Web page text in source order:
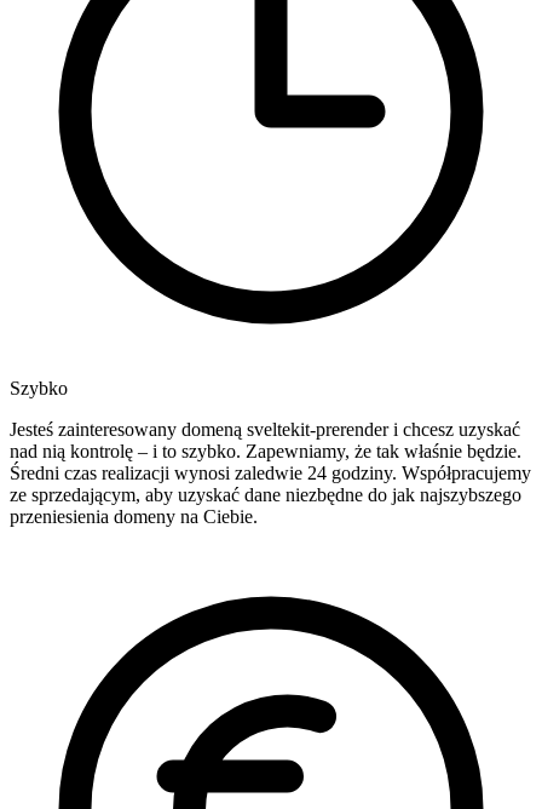
Szybko
Jesteś zainteresowany domeną sveltekit-prerender i chcesz uzyskać
nad nią kontrolę – i to szybko. Zapewniamy, że tak właśnie będzie.
Średni czas realizacji wynosi zaledwie 24 godziny. Współpracujemy
ze sprzedającym, aby uzyskać dane niezbędne do jak najszybszego
przeniesienia domeny na Ciebie.